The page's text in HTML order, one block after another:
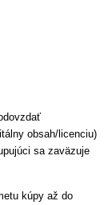
obsah/licenciu)
sa zaväzuje
kúpy až do